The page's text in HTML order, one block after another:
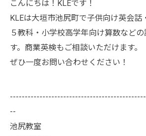
こんにちは！KLEです！
KLEは大垣市池尻町で子供向け英会話
５教科・小学校高学年向け算数など
す。商業英検もご相談いただけます。
ぜひ一度お問い合わせください！
--
池尻教室